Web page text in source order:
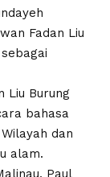
Fadan Liu
Liu Burung
bahasa
dan
alam.
Paul